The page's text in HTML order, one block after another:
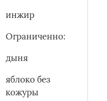
инжир
Ограниченно:
дыня
яблоко без
кожуры